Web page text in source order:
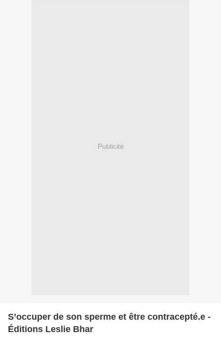
Publicité
S’occuper de son sperme et être contracepté.e -
Éditions Leslie Bhar